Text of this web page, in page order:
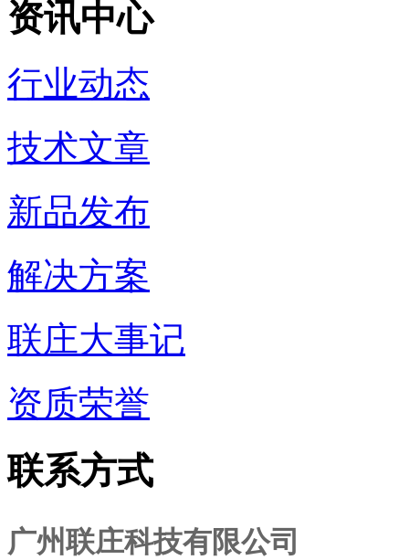
资讯中心
行业动态
技术文章
新品发布
解决方案
联庄大事记
资质荣誉
联系方式
广州联庄科技有限公司